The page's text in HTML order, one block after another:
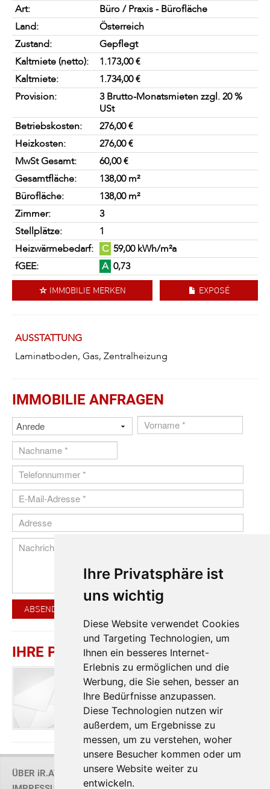
Ihre Privatsphäre ist
uns wichtig
Diese Website verwendet Cookies
und Targeting Technologien, um
Ihnen ein besseres Internet-
Erlebnis zu ermöglichen und die
Werbung, die Sie sehen, besser an
Ihre Bedürfnisse anzupassen.
Diese Technologien nutzen wir
außerdem, um Ergebnisse zu
messen, um zu verstehen, woher
unsere Besucher kommen oder um
unsere Website weiter zu
entwickeln.
Art:
Büro / Praxis - Bürofläche
Land:
Österreich
Zustand:
Gepflegt
Kaltmiete (netto):
1.173,00 €
Kaltmiete:
1.734,00 €
Provision:
3 Brutto-Monatsmieten zzgl. 20 %
USt
Betriebskosten:
276,00 €
Heizkosten:
276,00 €
MwSt Gesamt:
60,00 €
Gesamtfläche:
138,00 m²
Bürofläche:
138,00 m²
Zimmer:
3
Stellplätze:
1
Heizwärmebedarf:
C 59,00 kWh/m²a
fGEE:
A 0,73
IMMOBILIE MERKEN EXPOSÉ
AUSSTATTUNG
Laminatboden, Gas, Zentralheizung
IMMOBILIE ANFRAGEN
ABSENDEN
IHRE PERSÖNLICHE BERATUNG
Mag. Thomas G. Frey
[frey|flaeche] - Thomas Frey Immobilien
+43 1 997 23 24
ÜBER iR.AT